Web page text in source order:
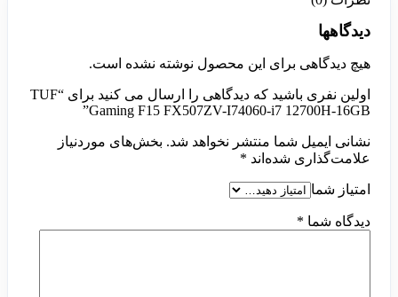
دیدگاهها
هیچ دیدگاهی برای این محصول نوشته نشده است.
اولین نفری باشید که دیدگاهی را ارسال می کنید برای “TUF
Gaming F15 FX507ZV-I74060-i7 12700H-16GB”
نشانی ایمیل شما منتشر نخواهد شد. بخش‌های موردنیاز
علامت‌گذاری شده‌اند *
امتیاز شما
دیدگاه شما *